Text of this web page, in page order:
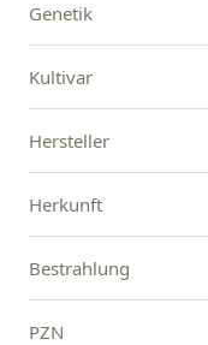
Genetik
Kultivar
Hersteller
Herkunft
Bestrahlung
PZN